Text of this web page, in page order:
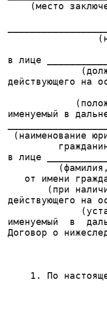
(место
в лице
действующего на
именуемый в
(наименование
в лице
от имени
(при
действующего на
именуемый  в
Договор о
1. По